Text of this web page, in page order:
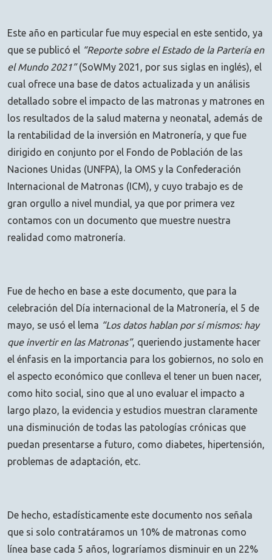
Este año en particular fue muy especial en este sentido, ya
que se publicó el “Reporte sobre el Estado de la Partería en
el Mundo 2021”(SoWMy 2021, por sus siglas en inglés), el
cual ofrece una base de datos actualizada y un análisis
detallado sobre el impacto de las matronas y matrones en
los resultados de la salud materna y neonatal, además de
la rentabilidad de la inversión en Matronería, y que fue
dirigido en conjunto por el Fondo de Población de las
Naciones Unidas (UNFPA), la OMS y la Confederación
Internacional de Matronas (ICM), y cuyo trabajo es de
gran orgullo a nivel mundial, ya que por primera vez
contamos con un documento que muestre nuestra
realidad como matronería.
Fue de hecho en base a este documento, que para la
celebración del Día internacional de la Matronería, el 5 de
mayo, se usó el lema “Los datos hablan por sí mismos: hay
que invertir en las Matronas”, queriendo justamente hacer
el énfasis en la importancia para los gobiernos, no solo en
el aspecto económico que conlleva el tener un buen nacer,
como hito social, sino que al uno evaluar el impacto a
largo plazo, la evidencia y estudios muestran claramente
una disminución de todas las patologías crónicas que
puedan presentarse a futuro, como diabetes, hipertensión,
problemas de adaptación, etc.
De hecho, estadísticamente este documento nos señala
que si solo contratáramos un 10% de matronas como
línea base cada 5 años, lograríamos disminuir en un 22%